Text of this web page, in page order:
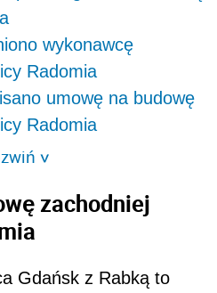
wykonawcę
Radomia
umowę na budowę
Radomia
>
zachodniej
Gdańsk z Rabką to